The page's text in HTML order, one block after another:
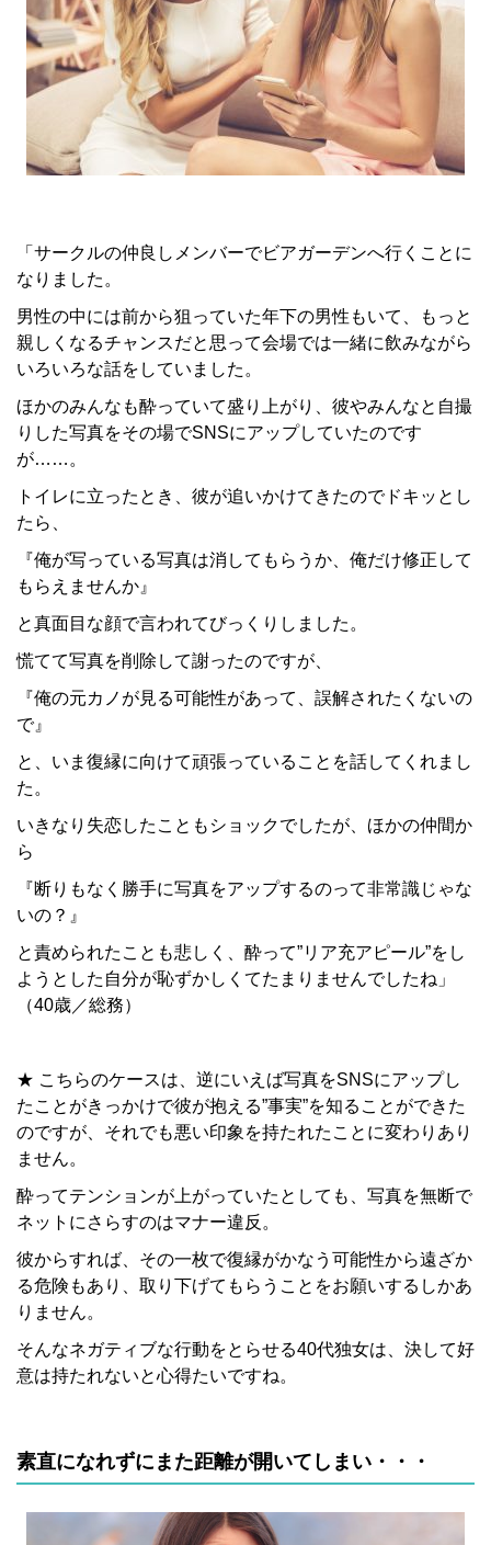
「サークルの仲良しメンバーでビアガーデンへ行くことに
なりました。
男性の中には前から狙っていた年下の男性もいて、もっと
親しくなるチャンスだと思って会場では一緒に飲みながら
いろいろな話をしていました。
ほかのみんなも酔っていて盛り上がり、彼やみんなと自撮
りした写真をその場でSNSにアップしていたのです
が……。
トイレに立ったとき、彼が追いかけてきたのでドキッとし
たら、
『俺が写っている写真は消してもらうか、俺だけ修正して
もらえませんか』
と真面目な顔で言われてびっくりしました。
慌てて写真を削除して謝ったのですが、
『俺の元カノが見る可能性があって、誤解されたくないの
で』
と、いま復縁に向けて頑張っていることを話してくれまし
た。
いきなり失恋したこともショックでしたが、ほかの仲間か
ら
『断りもなく勝手に写真をアップするのって非常識じゃな
いの？』
と責められたことも悲しく、酔って”リア充アピール”をし
ようとした自分が恥ずかしくてたまりませんでしたね」
（40歳／総務）
★ こちらのケースは、逆にいえば写真をSNSにアップし
たことがきっかけで彼が抱える”事実”を知ることができた
のですが、それでも悪い印象を持たれたことに変わりあり
ません。
酔ってテンションが上がっていたとしても、写真を無断で
ネットにさらすのはマナー違反。
彼からすれば、その一枚で復縁がかなう可能性から遠ざか
る危険もあり、取り下げてもらうことをお願いするしかあ
りません。
そんなネガティブな行動をとらせる40代独女は、決して好
意は持たれないと心得たいですね。
素直になれずにまた距離が開いてしまい・・・